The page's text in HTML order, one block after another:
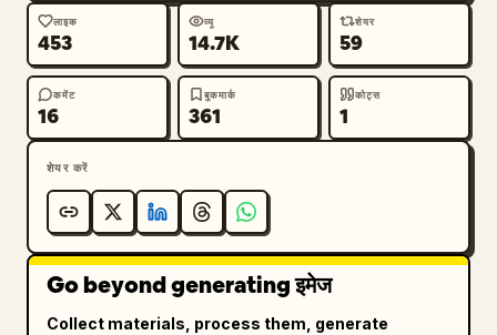
लाइक
453
व्यू
14.7K
शेयर
59
कमेंट
16
बुकमार्क
361
कोट्स
1
शेयर करें
Go beyond generating इमेज
Collect materials, process them, generate